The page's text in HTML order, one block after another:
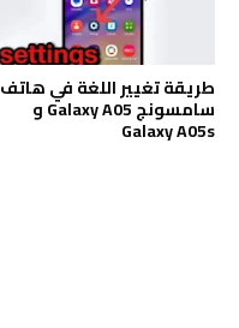
طريقة تغيير اللغة في هاتف
سامسونج Galaxy A05 و
Galaxy A05s